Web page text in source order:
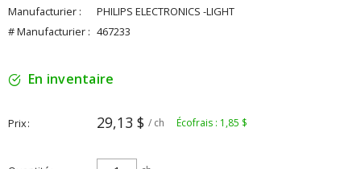
Manufacturier :
PHILIPS ELECTRONICS -LIGHT
# Manufacturier : 467233
En inventaire
Prix 29,13 $ / ch Écofrais : 1,85 $